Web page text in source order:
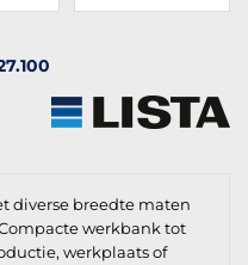
diverse breedte maten
werkbank tot
werkplaats of